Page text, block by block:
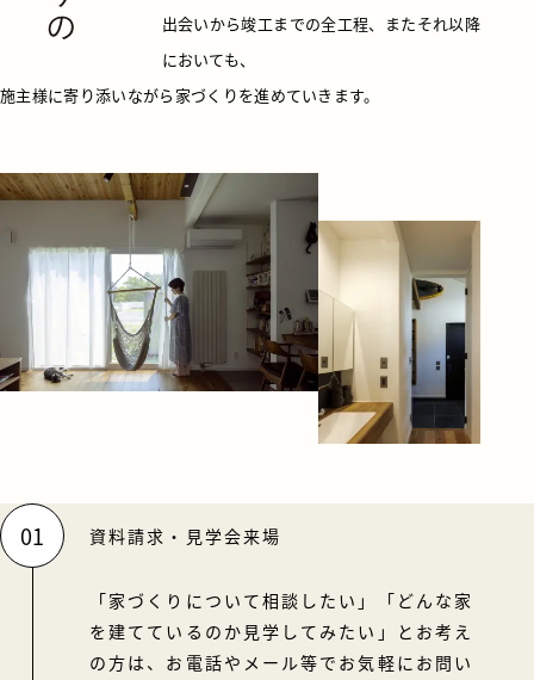
出会いから竣工までの全工程、またそれ以降
においても、
施主様に寄り添いながら家づくりを進めていきます。
01 資料請求・見学会来場
「家づくりについて相談したい」「どんな家
を建てているのか見学してみたい」とお考え
の方は、お電話やメール等でお気軽にお問い